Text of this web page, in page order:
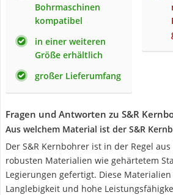
Bohrmaschinen
kompatibel
in einer weiteren
Größe erhältlich
großer Lieferumfang
Fragen und Antworten zu S&R
Aus welchem Material ist der S&R
Der S&R Kernbohrer ist in der Regel
robusten Materialien wie gehärtetem
Legierungen gefertigt. Diese
Langlebigkeit und hohe